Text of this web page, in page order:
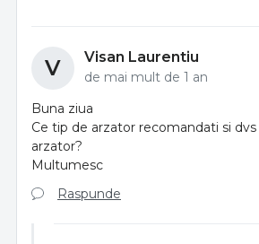
V Visan Laurentiu
de mai mult de 1 an
Buna ziua
Ce tip de arzator recomandati si
arzator?
Multumesc
Raspunde